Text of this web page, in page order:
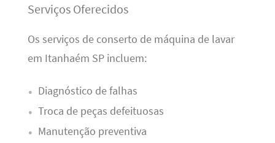
Serviços Oferecidos
Os serviços de conserto de máquina de lavar
em Itanhaém SP incluem:
Diagnóstico de falhas
Troca de peças defeituosas
Manutenção preventiva